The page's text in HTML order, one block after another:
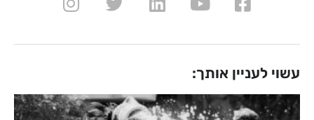
עשוי לעניין אותך: